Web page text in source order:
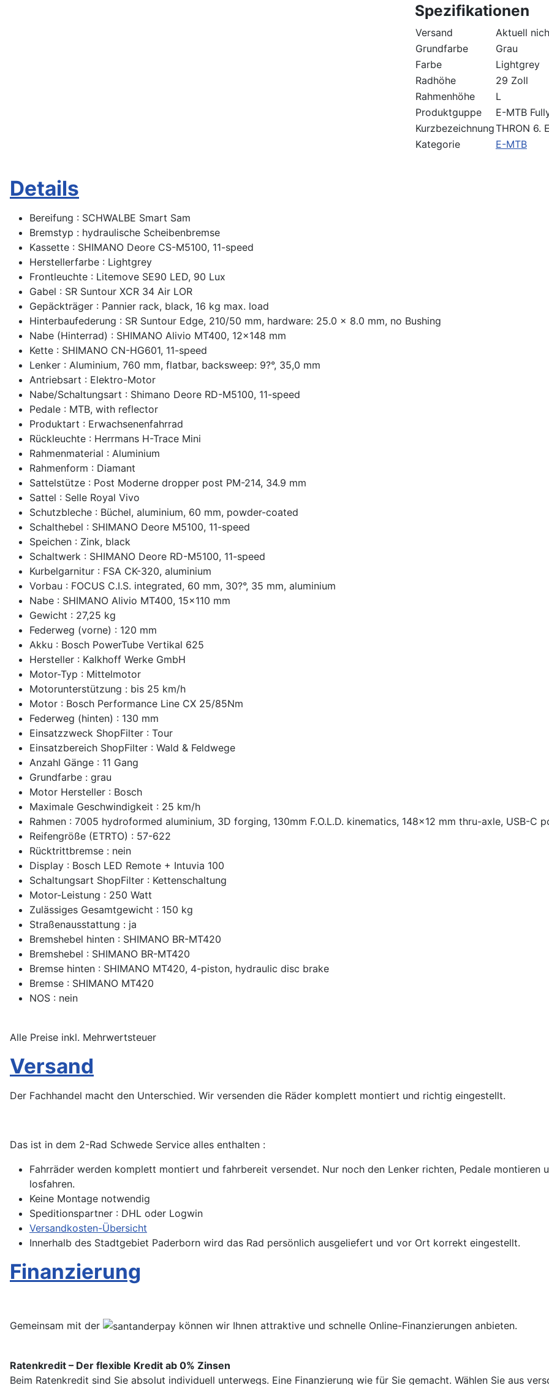
Spezifikationen
Versand
Aktuell
Grundfarbe
Grau
Farbe
Lightgrey
Radhöhe
29 Zoll
Rahmenhöhe
L
Produktguppe
E-MTB
KurzbezeichnungTHRON 6.
Kategorie
E-MTB
Details
Bereifung : SCHWALBE Smart Sam
Bremstyp : hydraulische Scheibenbremse
Kassette : SHIMANO Deore CS-M5100, 11-speed
Herstellerfarbe : Lightgrey
Frontleuchte : Litemove SE90 LED, 90 Lux
Gabel : SR Suntour XCR 34 Air LOR
Gepäckträger : Pannier rack, black, 16 kg max. load
Hinterbaufederung : SR Suntour Edge, 210/50 mm, hardware: 25.0 x 8.0 mm, no Bushing
Nabe (Hinterrad) : SHIMANO Alivio MT400, 12x148 mm
Kette : SHIMANO CN-HG601, 11-speed
Lenker : Aluminium, 760 mm, flatbar, backsweep: 9?°, 35,0 mm
Antriebsart : Elektro-Motor
Nabe/Schaltungsart : Shimano Deore RD-M5100, 11-speed
Pedale : MTB, with reflector
Produktart : Erwachsenenfahrrad
Rückleuchte : Herrmans H-Trace Mini
Rahmenmaterial : Aluminium
Rahmenform : Diamant
Sattelstütze : Post Moderne dropper post PM-214, 34.9 mm
Sattel : Selle Royal Vivo
Schutzbleche : Büchel, aluminium, 60 mm, powder-coated
Schalthebel : SHIMANO Deore M5100, 11-speed
Speichen : Zink, black
Schaltwerk : SHIMANO Deore RD-M5100, 11-speed
Kurbelgarnitur : FSA CK-320, aluminium
Vorbau : FOCUS C.I.S. integrated, 60 mm, 30?°, 35 mm, aluminium
Nabe : SHIMANO Alivio MT400, 15x110 mm
Gewicht : 27,25 kg
Federweg (vorne) : 120 mm
Akku : Bosch PowerTube Vertikal 625
Hersteller : Kalkhoff Werke GmbH
Motor-Typ : Mittelmotor
Motorunterstützung : bis 25 km/h
Motor : Bosch Performance Line CX 25/85Nm
Federweg (hinten) : 130 mm
Einsatzzweck ShopFilter : Tour
Einsatzbereich ShopFilter : Wald & Feldwege
Anzahl Gänge : 11 Gang
Grundfarbe : grau
Motor Hersteller : Bosch
Maximale Geschwindigkeit : 25 km/h
Rahmen : 7005 hydroformed aluminium, 3D forging, 130mm F.O.L.D. kinematics, 148x12 mm thru-axle, USB-C
Reifengröße (ETRTO) : 57-622
Rücktrittbremse : nein
Display : Bosch LED Remote + Intuvia 100
Schaltungsart ShopFilter : Kettenschaltung
Motor-Leistung : 250 Watt
Zulässiges Gesamtgewicht : 150 kg
Straßenausstattung : ja
Bremshebel hinten : SHIMANO BR-MT420
Bremshebel : SHIMANO BR-MT420
Bremse hinten : SHIMANO MT420, 4-piston, hydraulic disc brake
Bremse : SHIMANO MT420
NOS : nein
Alle Preise inkl. Mehrwertsteuer
Versand
Der Fachhandel macht den Unterschied. Wir versenden die Räder komplett montiert und richtig eingestellt.
Das ist in dem 2-Rad Schwede Service alles enthalten :
Fahrräder werden komplett montiert und fahrbereit versendet. Nur noch den Lenker richten, Pedale montieren
losfahren.
Keine Montage notwendig
Speditionspartner : DHL oder Logwin
Versandkosten-Übersicht
Innerhalb des Stadtgebiet Paderborn wird das Rad persönlich ausgeliefert und vor Ort korrekt eingestellt.
Finanzierung
Gemeinsam mit der können wir Ihnen attraktive und schnelle Online-Finanzierungen anbieten.
Ratenkredit – Der flexible Kredit ab 0% Zinsen
Beim Ratenkredit sind Sie absolut individuell unterwegs. Eine Finanzierung wie für Sie gemacht. Wählen Sie aus